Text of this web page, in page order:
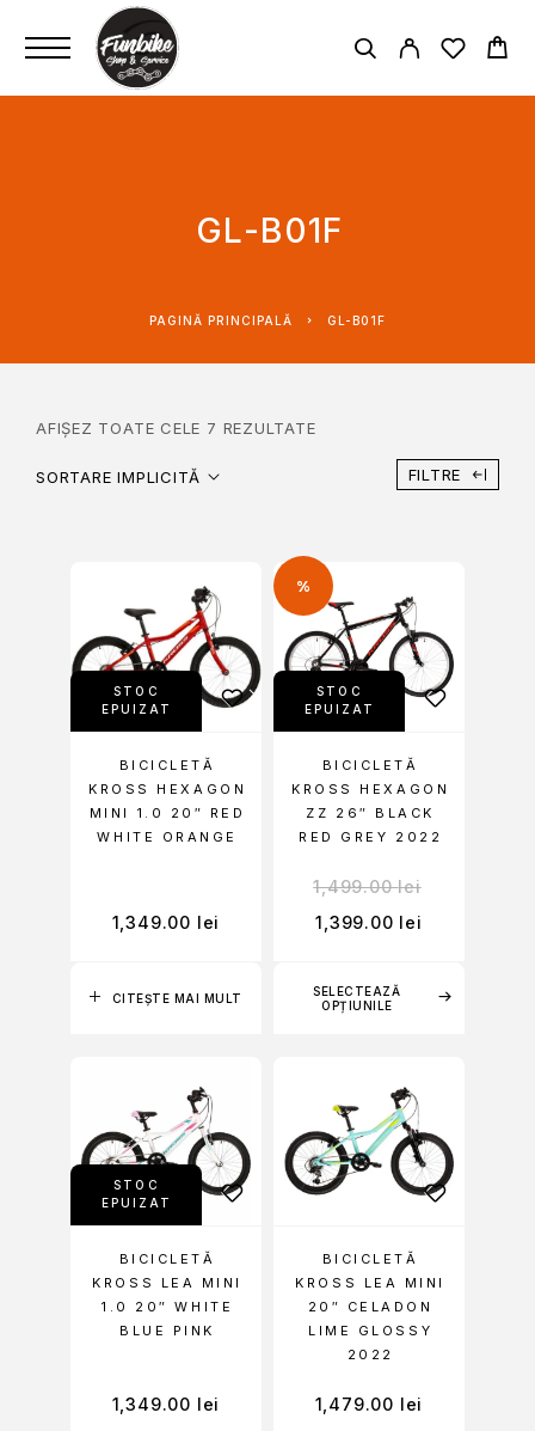
GL-B01F
PAGINĂ PRINCIPALĂ GL-B01F
AFIȘEZ TOATE CELE 7 REZULTATE
SORTARE IMPLICITĂ FILTRE
STOC
EPUIZAT
CITEȘTE MAI MULT
BICICLETĂ
KROSS HEXAGON
MINI 1.0 20″ RED
WHITE ORANGE
1,349.00 lei
%
STOC
EPUIZAT
SELECTEAZĂ
OPȚIUNILE
BICICLETĂ
KROSS HEXAGON
ZZ 26″ BLACK
RED GREY 2022
1,499.00lei
1,399.00 lei
STOC
EPUIZAT
BICICLETĂ
KROSS LEA MINI
1.0 20″ WHITE
BLUE PINK
1,349.00 lei
BICICLETĂ
KROSS LEA MINI
20″ CELADON
LIME GLOSSY
2022
1,479.00 lei